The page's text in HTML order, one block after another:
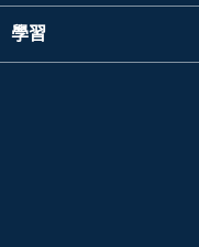
學習